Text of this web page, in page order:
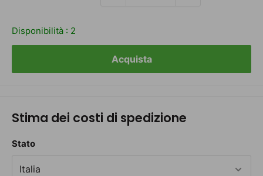
Disponibilità : 2
Acquista
Stima dei costi di spedizione
Stato